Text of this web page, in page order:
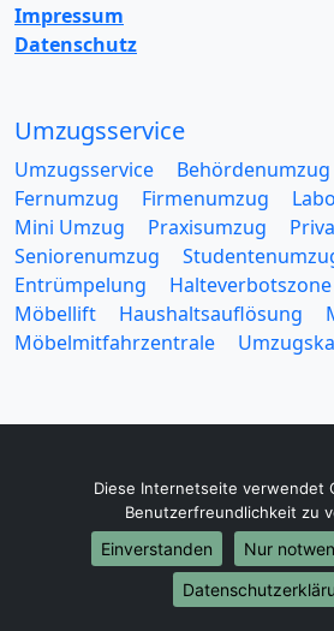
Impressum
Datenschutz
Umzugsservice
Umzugsservice Behördenumzug
Fernumzug
Firmenumzug
Mini Umzug
Praxisumzug
Seniorenumzug
Entrümpelung
Halteverbotszone
Möbellift
Haushaltsauflösung
Möbelmitfahrzentrale
Europa-Umzüge
Umzug von Worms nach Belarus
Umzug von Worms nach Belgien
Umzug von Worms nach
Diese Internetseite verwendet
Benutzerfreundlichkeit zu
Einverstanden
Nur